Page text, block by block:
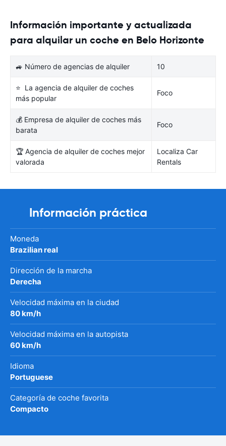
Información importante y actualizada
para alquilar un coche en Belo Horizonte
🚙 Número de agencias de alquiler 10
⭐ La agencia de alquiler de coches
más popular
Foco
💰 Empresa de alquiler de coches más
barata
Foco
🏆 Agencia de alquiler de coches mejor
valorada
Localiza Car
Rentals
Información práctica
Moneda
Brazilian real
Dirección de la marcha
Derecha
Velocidad máxima en la ciudad
80 km/h
Velocidad máxima en la autopista
60 km/h
Idioma
Portuguese
Categoría de coche favorita
Compacto